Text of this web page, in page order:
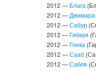
2012 — Блага
2012 — Джимара
2012 —Сабур
2012 — Гибкая
2012 — Гонка
2012 —Сааб
2012 —Сабля